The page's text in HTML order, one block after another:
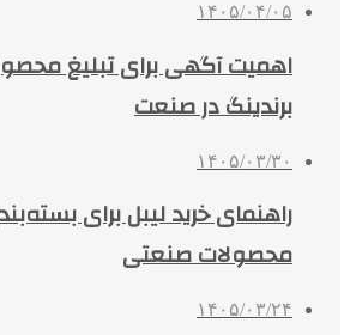
۱۴۰۵/۰۴/۰۵
اهمیت آگهی برای تبلیغ
برندینگ در صنعت
۱۴۰۵/۰۳/۳۰
راهنمای خرید لیبل برای
محصولات صنعتی
۱۴۰۵/۰۳/۲۴